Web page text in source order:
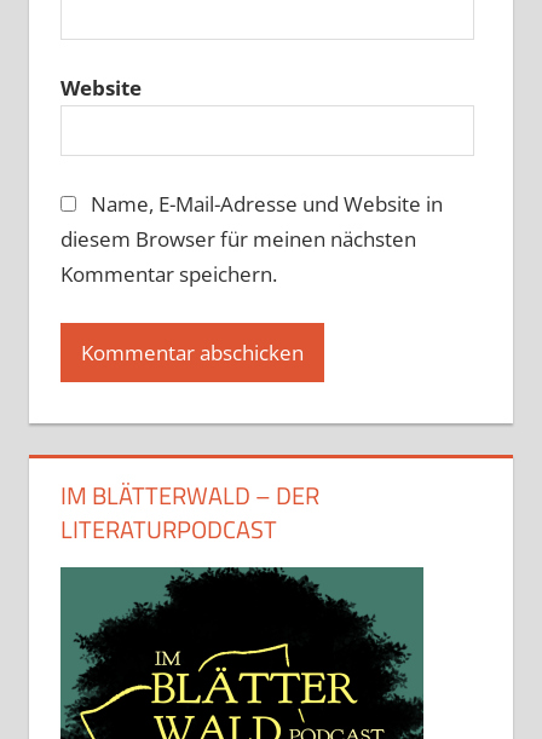
Website
Name, E-Mail-Adresse und Website in
diesem Browser für meinen nächsten
Kommentar speichern.
IM BLÄTTERWALD – DER
LITERATURPODCAST